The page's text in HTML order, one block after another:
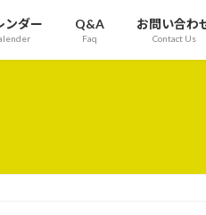
ンダー Q&A
Faq
お問い合わ
Contact Us